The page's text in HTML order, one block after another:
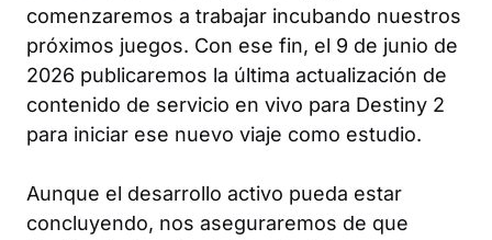
comenzaremos a trabajar incubando nuestros
próximos juegos. Con ese fin, el 9 de junio de
2026 publicaremos la última actualización de
contenido de servicio en vivo para Destiny 2
para iniciar ese nuevo viaje como estudio.
Aunque el desarrollo activo pueda estar
concluyendo, nos aseguraremos de que